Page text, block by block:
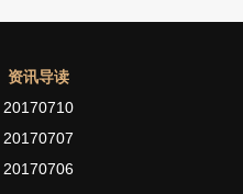
资讯导读
20170710
20170707
20170706